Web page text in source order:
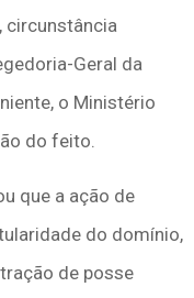
circunstância
Geral da
o Ministério
do feito.
que a ação de
do domínio,
de posse